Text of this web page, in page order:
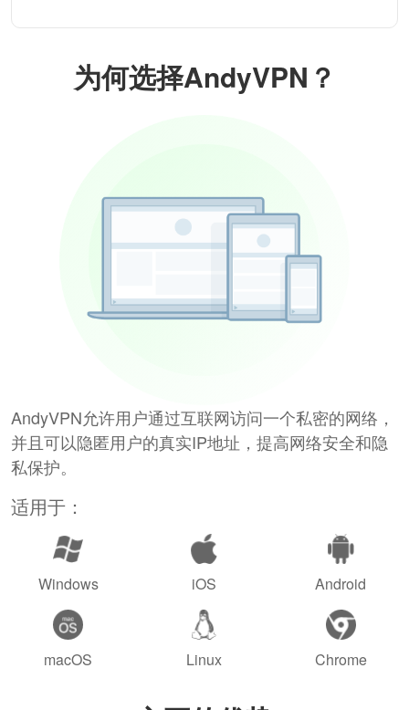
为何选择AndyVPN？
AndyVPN允许用户通过互联网访问一个私密的网络，
并且可以隐匿用户的真实IP地址，提高网络安全和隐
私保护。
适用于：
Windows iOS Android
macOS Linux Chrome